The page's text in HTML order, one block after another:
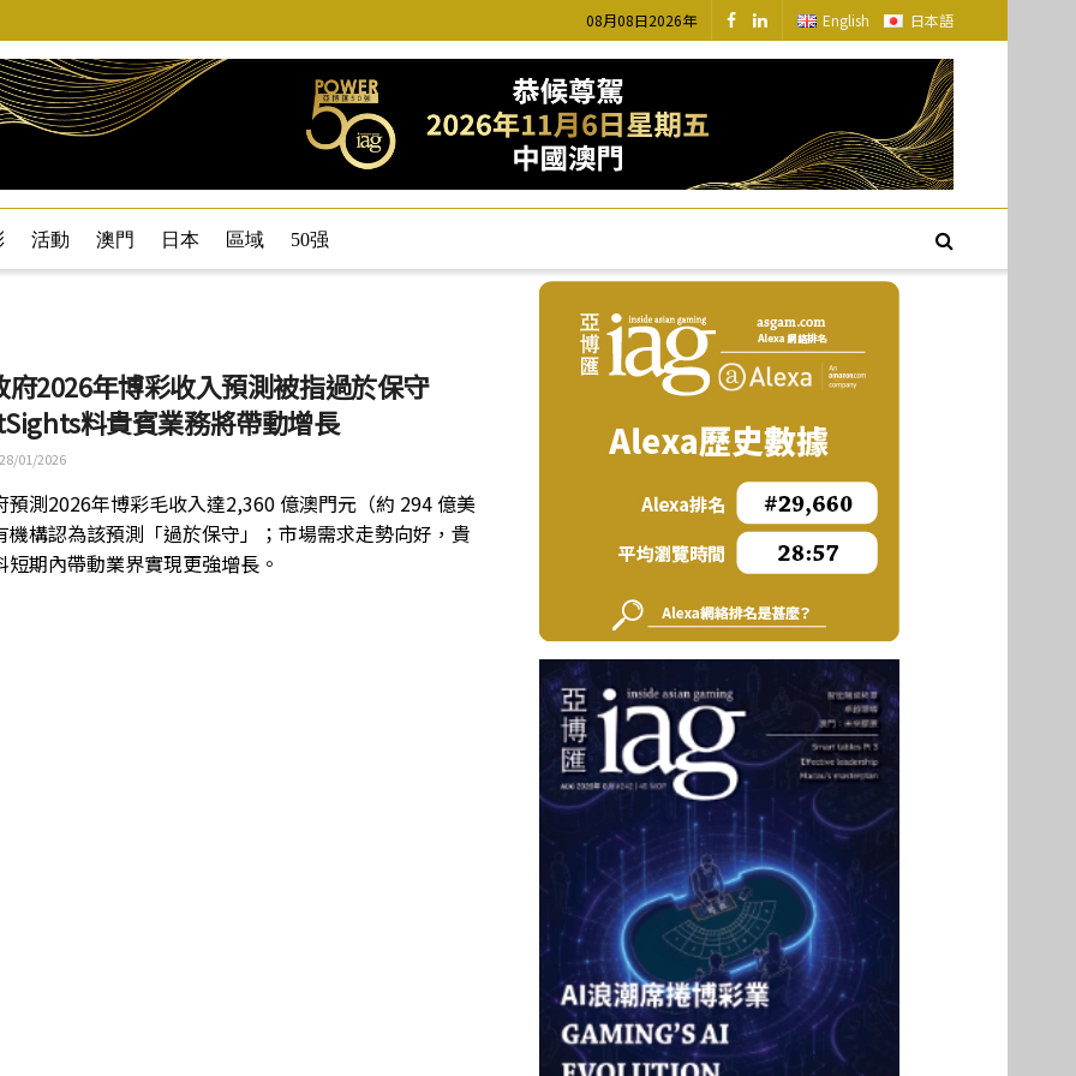
08月08日2026年 English 日本語
活動 澳門 日本 區域 50强
府2026年博彩收入預測被指過於保守
料貴賓業務將帶動增長
01/2026
預測2026年博彩毛收入達2,360 億澳門元（約 294 億美
機構認為該預測「過於保守」；市場需求走勢向好，貴
短期內帶動業界實現更強增長。